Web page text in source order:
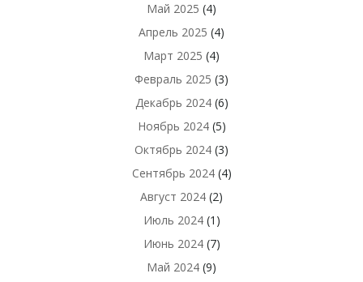
Май 2025 (4)
Апрель 2025 (4)
Март 2025 (4)
Февраль 2025 (3)
Декабрь 2024(6)
Ноябрь 2024(5)
Октябрь 2024 (3)
Сентябрь 2024(4)
Август 2024 (2)
Июль 2024(1)
Июнь 2024(7)
Май 2024 (9)